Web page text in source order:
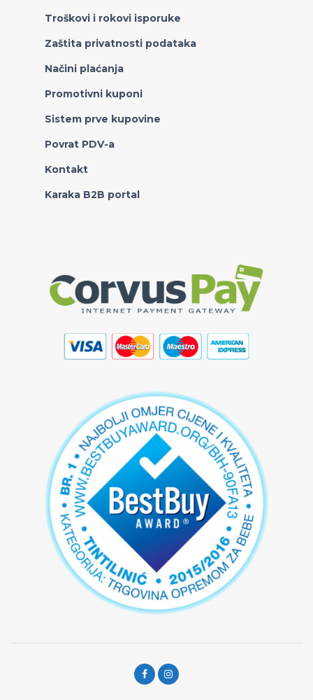
Troškovi i rokovi isporuke
Zaštita privatnosti podataka
Načini plaćanja
Promotivni kuponi
Sistem prve kupovine
Povrat PDV-a
Kontakt
Karaka B2B portal